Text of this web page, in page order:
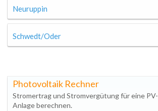
Neuruppin
Schwedt/Oder
Photovoltaik Rechner
Stromertrag und Stromvergütung für eine PV-
Anlage berechnen.